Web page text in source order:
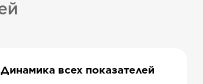
Динамика всех показателей